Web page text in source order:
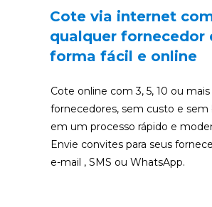
Cote via internet
qualquer fornecedor
forma fácil e online
Cote online com 3, 5, 10 ou mais
fornecedores, sem custo e sem
em um processo rápido e
Envie convites para seus
e-mail , SMS ou WhatsApp.